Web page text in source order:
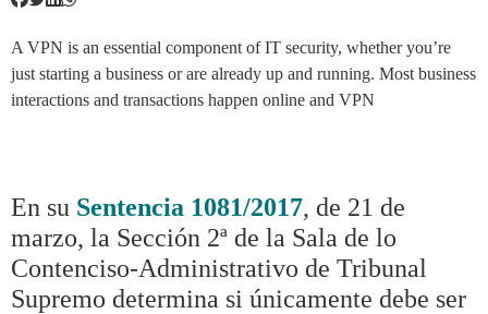
A VPN is an essential component of IT security, whether you’re
just starting a business or are already up and running. Most business
interactions and transactions happen online and VPN
En su Sentencia 1081/2017, de 21 de
marzo, la Sección 2ª de la Sala de lo
Contenciso-Administrativo de Tribunal
Supremo determina si únicamente debe ser